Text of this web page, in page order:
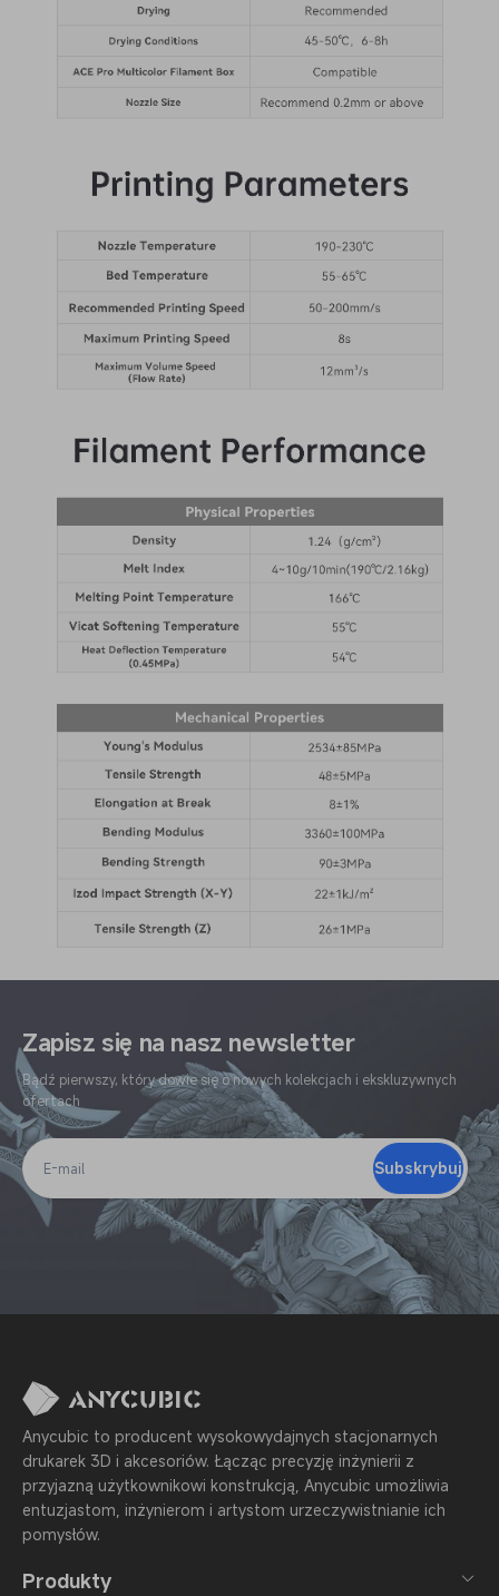
Zapisz się na nasz newsletter
Bądź pierwszy, który dowie się o nowych kolekcjach i ekskluzywnych
ofertach
E-
mail
Subskrybuj
Produkty
Anycubic to producent wysokowydajnych stacjonarnych
drukarek 3D i akcesoriów. Łącząc precyzję inżynierii z
przyjazną użytkownikowi konstrukcją, Anycubic umożliwia
entuzjastom, inżynierom i artystom urzeczywistnianie ich
pomysłów.